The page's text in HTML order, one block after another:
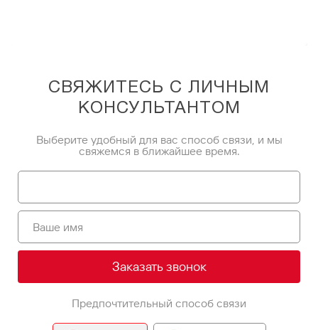
СВЯЖИТЕСЬ С ЛИЧНЫМ
КОНСУЛЬТАНТОМ
Выберите удобный для вас способ связи, и мы
свяжемся в ближайшее время.
Заказать звонок
Предпочтительный способ связи